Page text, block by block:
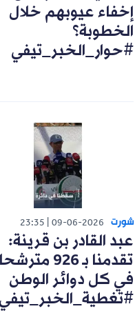
إخفاء عيوبهم خلال
الخطوبة؟
#حوار_الخبر_تيفي
شورت 09-06-2026
23:35
عبد القادر بن قرينة:
تقدمنا بـ 926 مترشحا
في كل دوائر الوطن
#تغطية_الخبر_تيفي